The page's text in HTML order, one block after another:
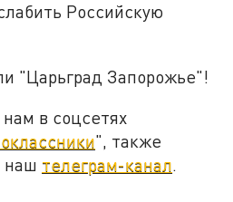
Российскую
"Царьград Запорожье"!
в соцсетях
", также
наш телеграм-канал.